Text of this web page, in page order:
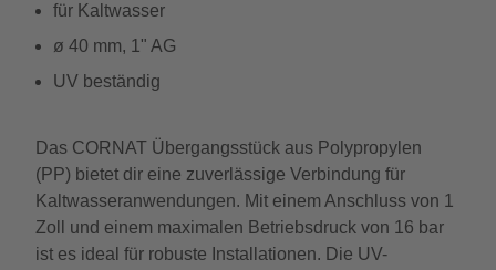
für Kaltwasser
ø 40 mm, 1" AG
UV beständig
Das CORNAT Übergangsstück aus Polypropylen
(PP) bietet dir eine zuverlässige Verbindung für
Kaltwasseranwendungen. Mit einem Anschluss von 1
Zoll und einem maximalen Betriebsdruck von 16 bar
ist es ideal für robuste Installationen. Die UV-